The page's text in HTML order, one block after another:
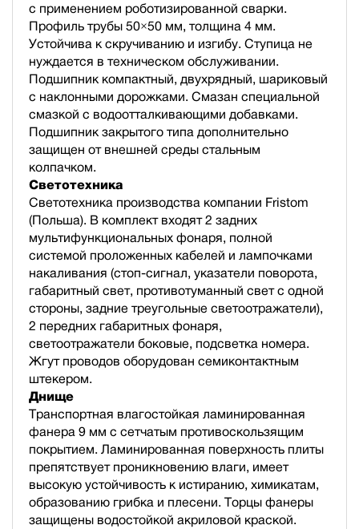
с применением роботизированной сварки.
Профиль трубы 50×50 мм, толщина 4 мм.
Устойчива к скручиванию и изгибу. Ступица не
нуждается в техническом обслуживании.
Подшипник компактный, двухрядный, шариковый
с наклонными дорожками. Смазан специальной
смазкой с водоотталкивающими добавками.
Подшипник закрытого типа дополнительно
защищен от внешней среды стальным
колпачком.
Светотехника
Светотехника производства компании Fristom
(Польша). В комплект входят 2 задних
мультифункциональных фонаря, полной
cистемой проложенных кабелей и лампочками
накаливания (стоп-сигнал, указатели поворота,
габаритный свет, противотуманный свет с одной
стороны, задние треугольные светоотражатели),
2 передних габаритных фонаря,
светоотражатели боковые, подсветка номера.
Жгут проводов оборудован семиконтактным
штекером.
Днище
Транспортная влагостойкая ламинированная
фанера 9 мм с сетчатым противоскользящим
покрытием. Ламинированная поверхность плиты
препятствует проникновению влаги, имеет
высокую устойчивость к истиранию, химикатам,
образованию грибка и плесени. Торцы фанеры
защищены водостойкой акриловой краской.